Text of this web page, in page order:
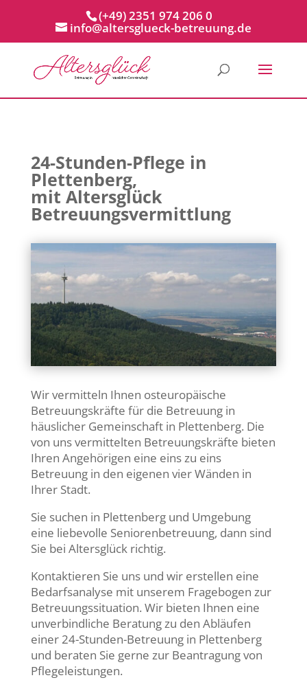
(+49) 2351 974 206 0
info@altersglueck-betreuung.de
24-Stunden-Pflege in
Plettenberg,
mit Altersglück
Betreuungsvermittlung
Wir vermitteln Ihnen osteuropäische
Betreuungskräfte für die Betreuung in
häuslicher Gemeinschaft in Plettenberg. Die
von uns vermittelten Betreuungskräfte bieten
Ihren Angehörigen eine eins zu eins
Betreuung in den eigenen vier Wänden in
Ihrer Stadt.
Sie suchen in Plettenberg und Umgebung
eine liebevolle Seniorenbetreuung, dann sind
Sie bei Altersglück richtig.
Kontaktieren Sie uns und wir erstellen eine
Bedarfsanalyse mit unserem Fragebogen zur
Betreuungssituation. Wir bieten Ihnen eine
unverbindliche Beratung zu den Abläufen
einer 24-Stunden-Betreuung in Plettenberg
und beraten Sie gerne zur Beantragung von
Pflegeleistungen.